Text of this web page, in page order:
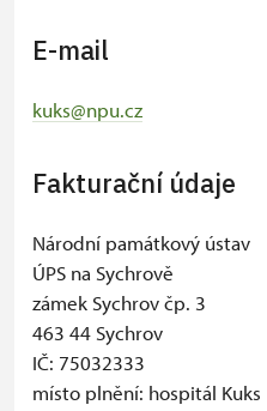
E-mail
kuks@npu.cz
Fakturační údaje
Národní památkový ústav
ÚPS na Sychrově
zámek Sychrov čp. 3
463 44 Sychrov
IČ: 75032333
místo plnění: hospitál Kuks